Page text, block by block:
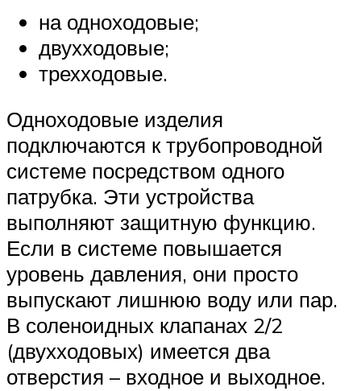
на одноходовые;
двухходовые;
трехходовые.
Одноходовые изделия
подключаются к трубопроводной
системе посредством одного
патрубка. Эти устройства
выполняют защитную функцию.
Если в системе повышается
уровень давления, они просто
выпускают лишнюю воду или пар.
В соленоидных клапанах 2/2
(двухходовых) имеется два
отверстия – входное и выходное.